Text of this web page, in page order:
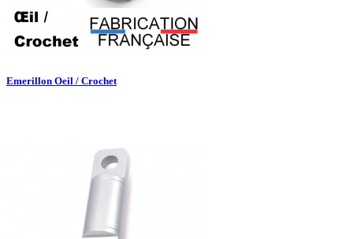
Emerillon Oeil / Crochet